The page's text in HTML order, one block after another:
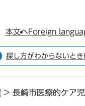
本文へForeign
探し方がわからないとき
> 長崎市医療的ケア